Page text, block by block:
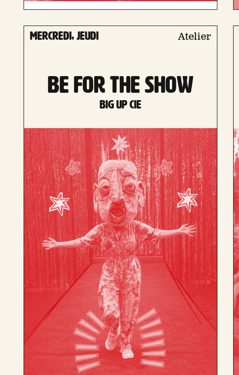
mercredi, jeudi Atelier
BE FOR THE SHOW
Big Up Cie